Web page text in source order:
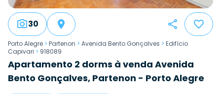
30
Porto Alegre > Partenon > Avenida Bento Gonçalves > Edifício
Capivari > 918089
Apartamento 2 dorms à venda Avenida
Bento Gonçalves, Partenon - Porto Alegre